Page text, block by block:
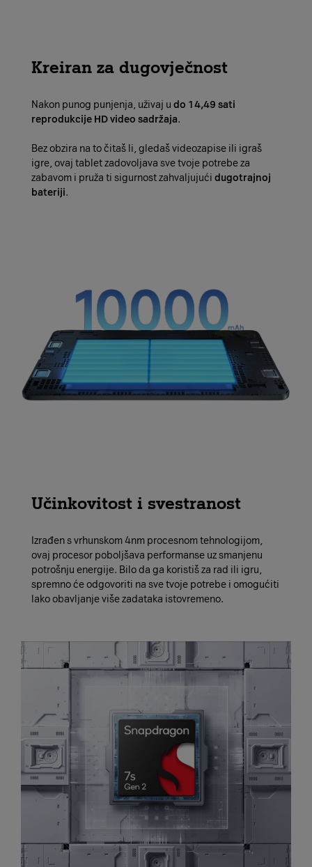
Kreiran za dugovječnost
Nakon punog punjenja, uživaj u do 14,49 sati
reprodukcije HD video sadržaja.
Bez obzira na to čitaš li, gledaš videozapise ili igraš
igre, ovaj tablet zadovoljava sve tvoje potrebe za
zabavom i pruža ti sigurnost zahvaljujući dugotrajnoj
bateriji.
Učinkovitost i svestranost
Izrađen s vrhunskom 4nm procesnom tehnologijom,
ovaj procesor poboljšava performanse uz smanjenu
potrošnju energije. Bilo da ga koristiš za rad ili igru,
spremno će odgovoriti na sve tvoje potrebe i omogućiti
lako obavljanje više zadataka istovremeno.